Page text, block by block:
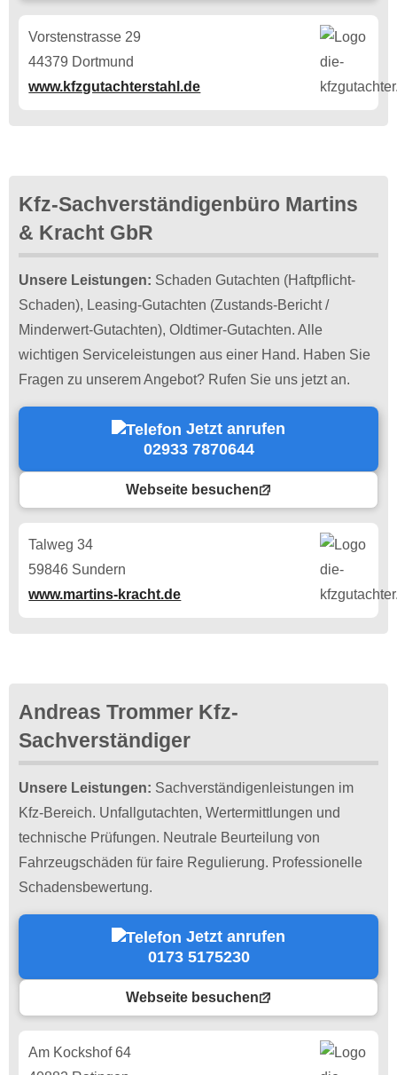
Vorstenstrasse 29
44379 Dortmund
www.kfzgutachterstahl.de
Kfz-Sachverständigenbüro Martins
& Kracht GbR
Unsere Leistungen: Schaden Gutachten (Haftpflicht-
Schaden), Leasing-Gutachten (Zustands-Bericht /
Minderwert-Gutachten), Oldtimer-Gutachten. Alle
wichtigen Serviceleistungen aus einer Hand. Haben Sie
Fragen zu unserem Angebot? Rufen Sie uns jetzt an.
Jetzt anrufen
02933 7870644
Webseite besuchen
Talweg 34
59846 Sundern
www.martins-kracht.de
Andreas Trommer Kfz-
Sachverständiger
Unsere Leistungen: Sachverständigenleistungen im
Kfz-Bereich. Unfallgutachten, Wertermittlungen und
technische Prüfungen. Neutrale Beurteilung von
Fahrzeugschäden für faire Regulierung. Professionelle
Schadensbewertung.
Jetzt anrufen
0173 5175230
Webseite besuchen
Am Kockshof 64